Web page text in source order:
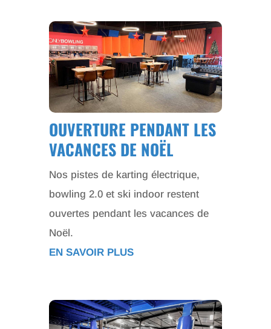
OUVERTURE PENDANT LES
VACANCES DE NOËL
Nos pistes de karting électrique,
bowling 2.0 et ski indoor restent
ouvertes pendant les vacances de
Noël.
EN SAVOIR PLUS